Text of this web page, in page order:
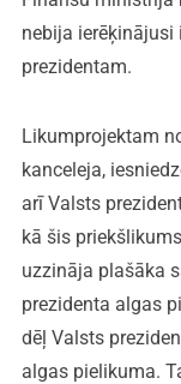
nebija
prezidentam.
Likumprojektam
kanceleja,
arī Valsts
kā šis
uzzināja plašāka
prezidenta algas
dēļ Valsts
algas pielikuma.